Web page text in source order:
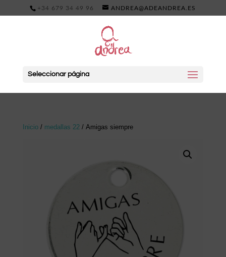
+34 679 34 49 96 ANDREA@ADEANDREA.ES
Seleccionar página
Inicio/ medallas 22/ Amigas siempre